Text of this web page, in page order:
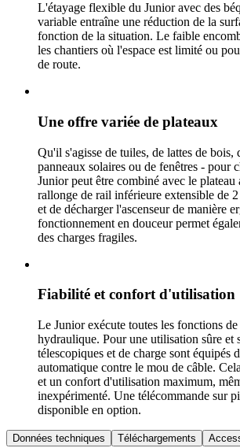
L'étayage flexible du Junior avec des
variable entraîne une réduction de la
fonction de la situation. Le faible
les chantiers où l'espace est limité ou
de route.
Une offre variée de plateaux
Qu'il s'agisse de tuiles, de lattes de bois,
panneaux solaires ou de fenêtres - pour
Junior peut être combiné avec le plateau
rallonge de rail inférieure extensible de
et de décharger l'ascenseur de manière
fonctionnement en douceur permet
des charges fragiles.
Fiabilité et confort d'utilisation
Le Junior exécute toutes les fonctions
hydraulique. Pour une utilisation sûre et
télescopiques et de charge sont équipés
automatique contre le mou de câble.
et un confort d'utilisation maximum,
inexpérimenté. Une télécommande sur
disponible en option.
Données techniques Téléchargements